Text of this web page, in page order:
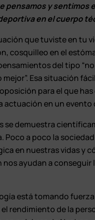
pensamos y sentimos
en el cuerpo
que tuviste en tu
cosquilleo en el
del tipo “no
Esa situación
para el que
actuación en un
se demuestra
a poco la
en nuestras vidas y
ayudan a
está tomando
rendimiento de la